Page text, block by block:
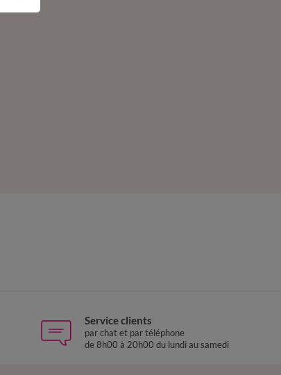
Service clients
par chat et par téléphone
de 8h00 à 20h00 du lundi au samedi